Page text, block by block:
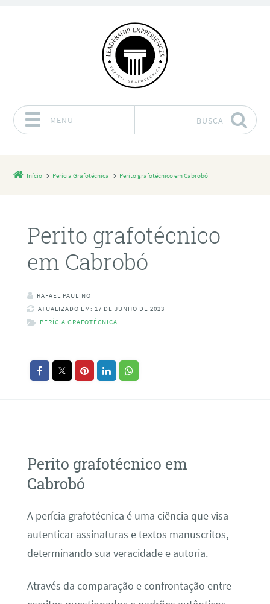
MENU BUSCA
Início Perícia Grafotécnica Perito grafotécnico em Cabrobó
Perito grafotécnico
em Cabrobó
RAFAEL PAULINO
ATUALIZADO EM: 17 DE JUNHO DE 2023
PERÍCIA GRAFOTÉCNICA
Perito grafotécnico em
Cabrobó
A perícia grafotécnica é uma ciência que visa
autenticar assinaturas e textos manuscritos,
determinando sua veracidade e autoria.
Através da comparação e confrontação entre